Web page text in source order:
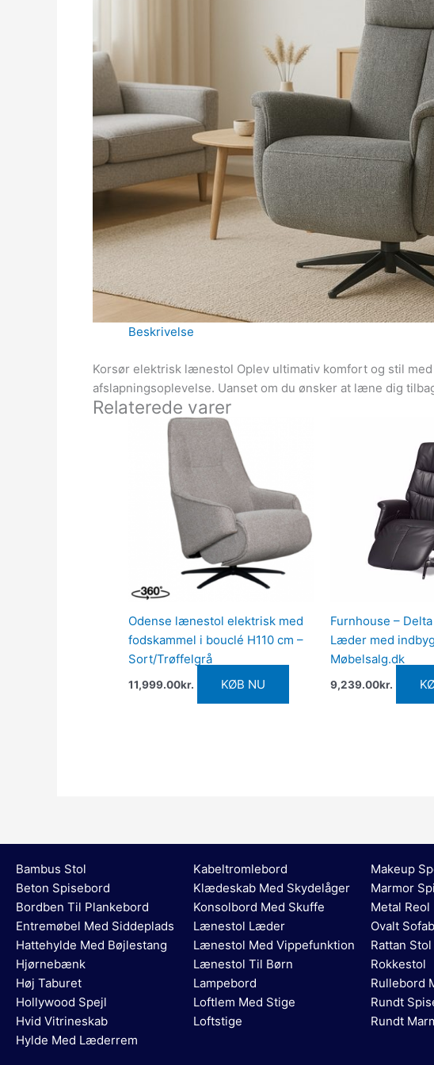
Beskrivelse
Korsør elektrisk lænestol Oplev ultimativ komfort og stil
afslapningsoplevelse. Uanset om du ønsker at læne dig
Relaterede varer
Odense lænestol elektrisk med
fodskammel i bouclé H110 cm –
Sort/Trøffelgrå
11,999.00kr. KØB NU
Furnhouse –
Læder med
Møbelsalg.dk
9,239.00kr.
Bambus Stol
Beton Spisebord
Bordben Til Plankebord
Entremøbel Med Siddeplads
Hattehylde Med Bøjlestang
Hjørnebænk
Høj Taburet
Hollywood Spejl
Hvid Vitrineskab
Hylde Med Læderrem
Kabeltromlebord
Klædeskab Med Skydelåger
Konsolbord Med Skuffe
Lænestol Læder
Lænestol Med Vippefunktion
Lænestol Til Børn
Lampebord
Loftlem Med Stige
Loftstige
Makeup
Marmor
Metal Reol
Ovalt
Rattan Stol
Rokkestol
Rullebord
Rundt
Rundt